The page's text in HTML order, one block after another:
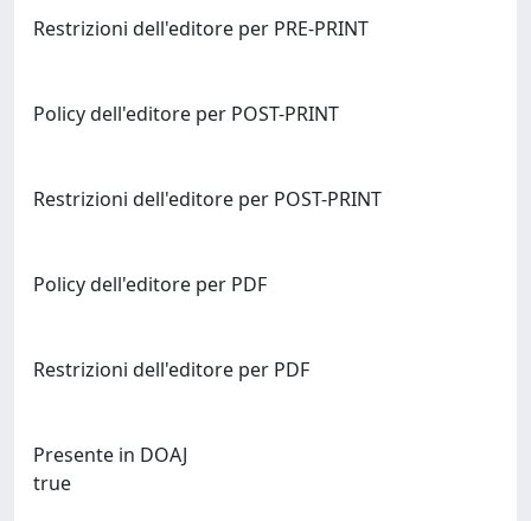
Restrizioni dell'editore per PRE-PRINT
Policy dell'editore per POST-PRINT
Restrizioni dell'editore per POST-PRINT
Policy dell'editore per PDF
Restrizioni dell'editore per PDF
Presente in DOAJ